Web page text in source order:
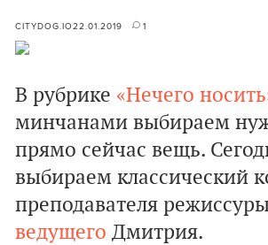
CITYDOG.IO22.01.2019 1
В рубрике «Нечего
минчанами выбираем
прямо сейчас вещь.
выбираем классический
преподавателя
ведущего Дмитрия.